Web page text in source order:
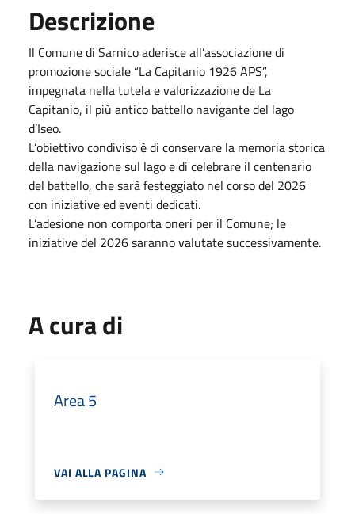
Descrizione
Il Comune di Sarnico aderisce all’associazione di
promozione sociale “La Capitanio 1926 APS”,
impegnata nella tutela e valorizzazione de La
Capitanio, il più antico battello navigante del lago
d’Iseo.
L’obiettivo condiviso è di conservare la memoria storica
della navigazione sul lago e di celebrare il centenario
del battello, che sarà festeggiato nel corso del 2026
con iniziative ed eventi dedicati.
L’adesione non comporta oneri per il Comune; le
iniziative del 2026 saranno valutate successivamente.
A cura di
Area 5
VAI ALLA PAGINA